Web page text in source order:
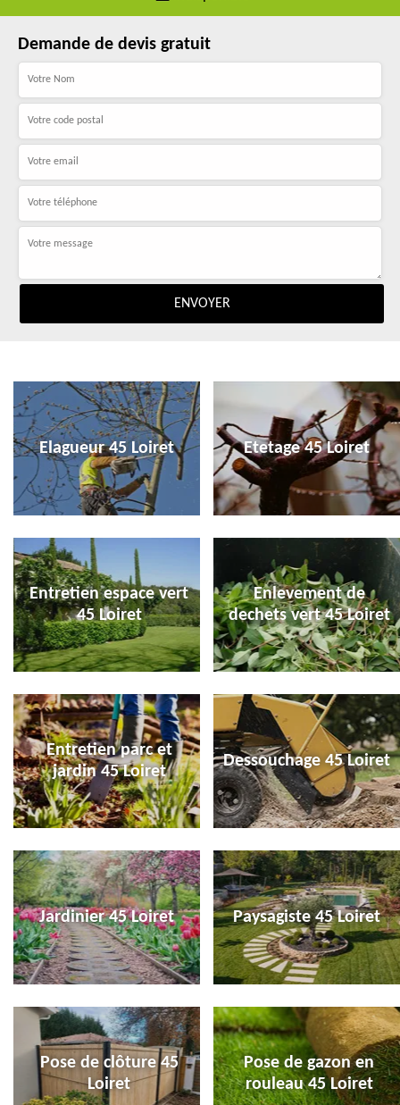
Demande de devis gratuit
Elagueur 45 Loiret Etetage 45 Loiret
Entretien espace vert
45 Loiret
Enlevement de
dechets vert 45 Loiret
Entretien parc et
jardin 45 Loiret
Dessouchage 45 Loiret
Jardinier 45 Loiret Paysagiste 45 Loiret
Pose de clôture 45
Loiret
Pose de gazon en
rouleau 45 Loiret